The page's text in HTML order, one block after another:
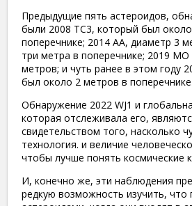
Предыдущие пять астероидов,
были 2008 TC3, который был
поперечнике; 2014 AA, диаметр 3
три метра в поперечнике; 2019
метров; и чуть ранее в этом году
был около 2 метров в поперечнике.
Обнаружение 2022 WJ1 и
которая отслеживала его,
свидетельством того, насколько
технология. и величие
чтобы лучше понять космические
И, конечно же, эти наблюдения
редкую возможность изучить, что